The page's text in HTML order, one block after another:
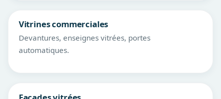
Vitrines commerciales
Devantures, enseignes vitrées, portes
automatiques.